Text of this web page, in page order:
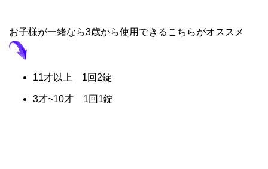
お子様が一緒なら3歳から使用できるこちらがオススメ
11才以上 1回2錠
3才~10才 1回1錠